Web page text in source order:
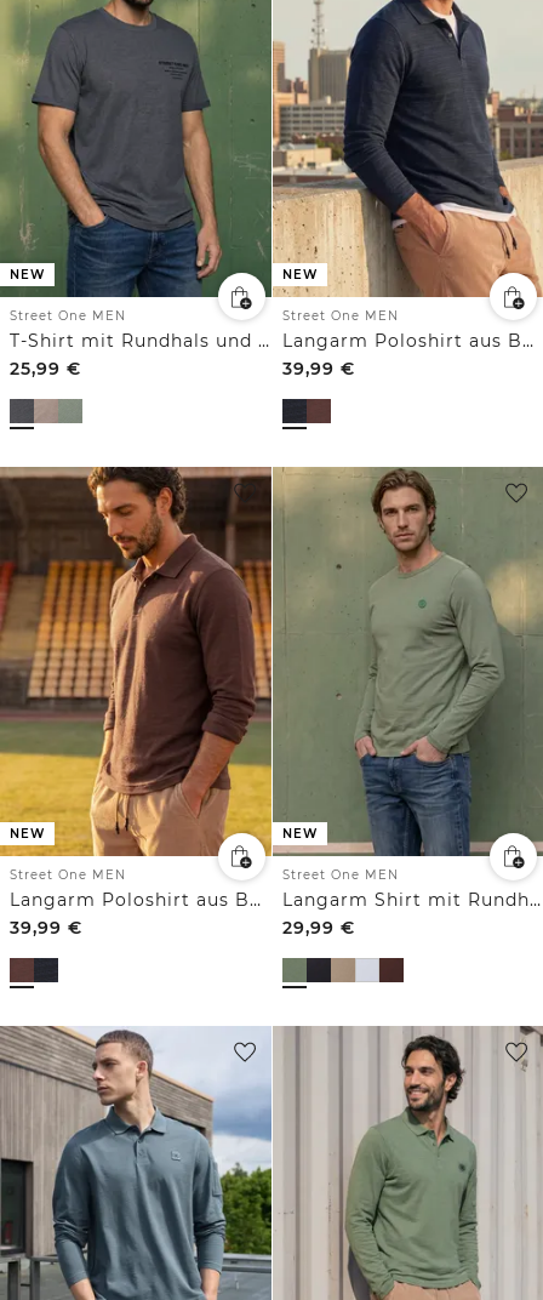
NEW
Street One MEN
T-Shirt mit Rundhals und Chestprint
25,99 €
NEW
Street One MEN
Langarm Poloshirt aus Baumwolle
39,99 €
NEW
Street One MEN
Langarm Poloshirt aus Baumwolle
39,99 €
NEW
Street One MEN
Langarm Shirt mit Rundhals in Unifarbe
29,99 €